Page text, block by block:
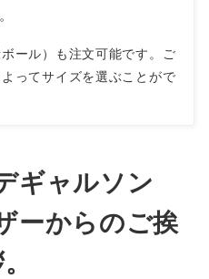
ール）も注文可能です。ご
ってサイズを選ぶことがで
ギャルソン
ーからのご挨